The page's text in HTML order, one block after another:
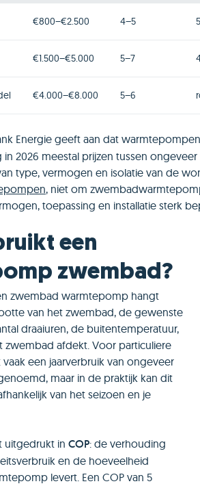
€800–€2.500 4–5
€1.500–€5.000 5–7
€4.000–€8.000 5–6
Energie geeft aan dat
2026 meestal prijzen tussen ongeveer
type, vermogen en isolatie van de
, niet om
toepassing en installatie sterk
een
zwembad?
zwembad warmtepomp hangt
van het zwembad, de gewenste
draaiuren, de buitentemperatuur,
zwembad afdekt. Voor particuliere
een jaarverbruik van ongeveer
maar in de praktijk kan dit
van het seizoen en je
uitgedrukt in COP: de verhouding
en de hoeveelheid
levert. Een COP van 5